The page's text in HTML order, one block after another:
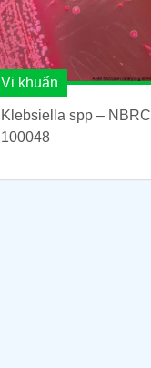
Vi khuẩn
Klebsiella spp – NBRC
100048